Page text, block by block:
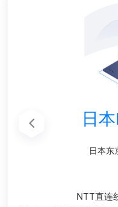
宿迁
宿迁
支持QQ、
美国高防
去程普通线路，回程
日
日本东
NTT直连
内蒙古
内蒙古
适合宽带
香港
香港CN2 CTG
动态路
韩国
韩国
韩国
宿迁
宿迁
支持QQ、
美国高防
去程普通线路，回程